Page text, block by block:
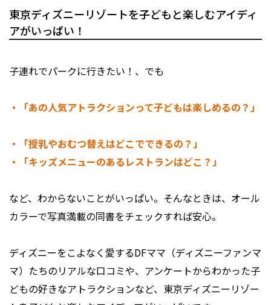
東京ディズニーリゾートを子どもと楽しむアイディ
アがいっぱい！
子連れでパークに行きたい！、でも
・「あの人気アトラクションって子どもは楽しめるの？」
・「授乳やおむつ替えはどこでできるの？」
・「キッズメニューのあるレストランはどこ？」
など、わからないことがいっぱい。そんなときは、オール
カラーで写真満載の同書をチェックすれば安心。
ディズニーをこよなく愛するDFママ（ディズニーファンマ
マ）たちのリアルな口コミや、アンケートからわかった子
どもの好きなアトラクションなど、東京ディズニーリゾー